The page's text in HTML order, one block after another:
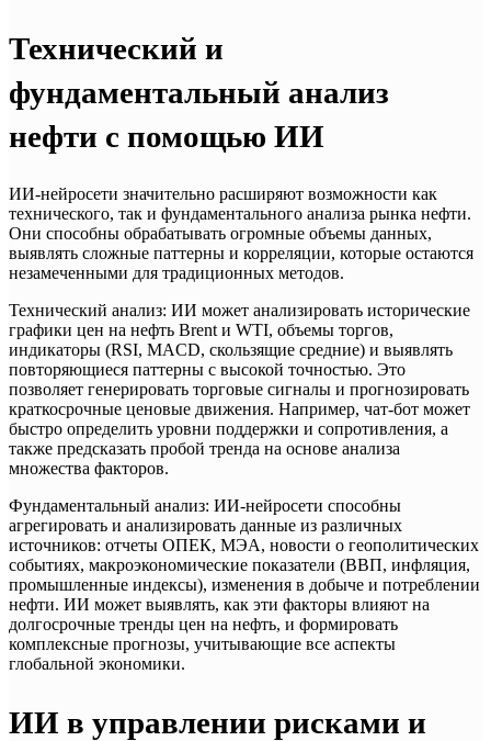
Технический и
фундаментальный анализ
нефти с помощью ИИ
ИИ-нейросети значительно расширяют возможности как
технического, так и фундаментального анализа рынка нефти.
Они способны обрабатывать огромные объемы данных,
выявлять сложные паттерны и корреляции, которые остаются
незамеченными для традиционных методов.
Технический анализ: ИИ может анализировать исторические
графики цен на нефть Brent и WTI, объемы торгов,
индикаторы (RSI, MACD, скользящие средние) и выявлять
повторяющиеся паттерны с высокой точностью. Это
позволяет генерировать торговые сигналы и прогнозировать
краткосрочные ценовые движения. Например, чат-бот может
быстро определить уровни поддержки и сопротивления, а
также предсказать пробой тренда на основе анализа
множества факторов.
Фундаментальный анализ: ИИ-нейросети способны
агрегировать и анализировать данные из различных
источников: отчеты ОПЕК, МЭА, новости о геополитических
событиях, макроэкономические показатели (ВВП, инфляция,
промышленные индексы), изменения в добыче и потреблении
нефти. ИИ может выявлять, как эти факторы влияют на
долгосрочные тренды цен на нефть, и формировать
комплексные прогнозы, учитывающие все аспекты
глобальной экономики.
ИИ в управлении рисками и